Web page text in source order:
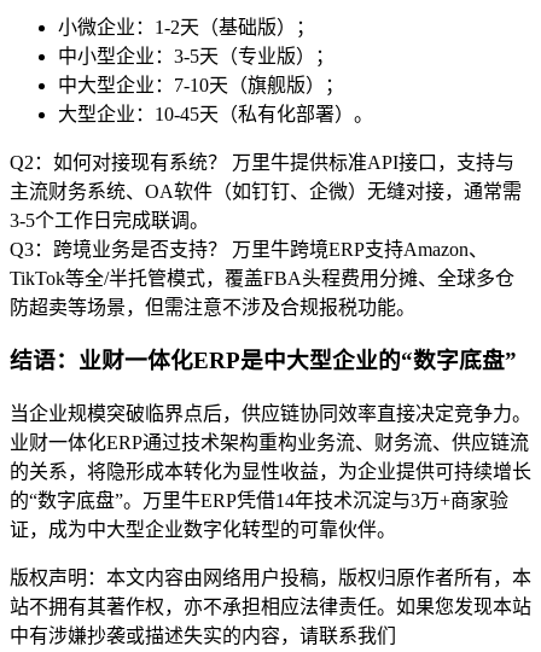
小微企业：1-2天（基础版）；
中小型企业：3-5天（专业版）；
中大型企业：7-10天（旗舰版）；
大型企业：10-45天（私有化部署）。
Q2：如何对接现有系统？ 万里牛提供标准API接口，支持与
主流财务系统、OA软件（如钉钉、企微）无缝对接，通常需
3-5个工作日完成联调。
Q3：跨境业务是否支持？ 万里牛跨境ERP支持Amazon、
TikTok等全/半托管模式，覆盖FBA头程费用分摊、全球多仓
防超卖等场景，但需注意不涉及合规报税功能。
结语：业财一体化ERP是中大型企业的“数字底盘”
当企业规模突破临界点后，供应链协同效率直接决定竞争力。
业财一体化ERP通过技术架构重构业务流、财务流、供应链流
的关系，将隐形成本转化为显性收益，为企业提供可持续增长
的“数字底盘”。万里牛ERP凭借14年技术沉淀与3万+商家验
证，成为中大型企业数字化转型的可靠伙伴。
版权声明：本文内容由网络用户投稿，版权归原作者所有，本
站不拥有其著作权，亦不承担相应法律责任。如果您发现本站
中有涉嫌抄袭或描述失实的内容，请联系我们